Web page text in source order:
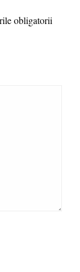
obligatorii